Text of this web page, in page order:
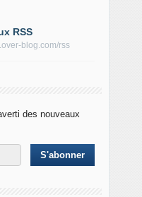
RSS
blog.com/rss
des nouveaux